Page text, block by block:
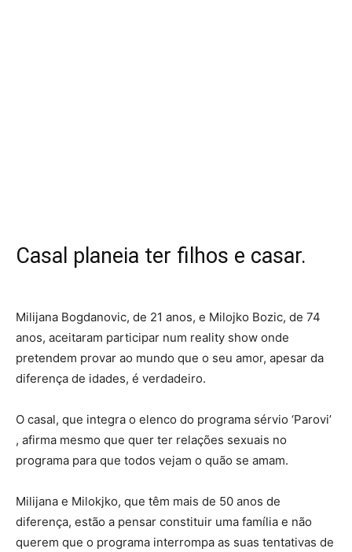
Casal planeia ter filhos e casar.
Milijana Bogdanovic, de 21 anos, e Milojko Bozic, de 74
anos, aceitaram participar num reality show onde
pretendem provar ao mundo que o seu amor, apesar da
diferença de idades, é verdadeiro.
O casal, que integra o elenco do programa sérvio ‘Parovi’
, afirma mesmo que quer ter relações sexuais no
programa para que todos vejam o quão se amam.
Milijana e Milokjko, que têm mais de 50 anos de
diferença, estão a pensar constituir uma família e não
querem que o programa interrompa as suas tentativas de